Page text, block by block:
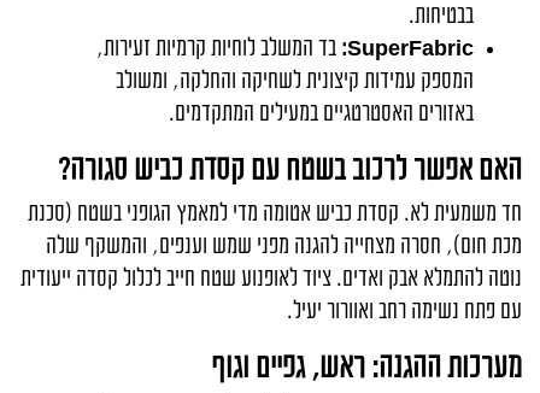
בבטיחות.
SuperFabric
: בד המשלב לוחיות קרמיות זעירות,
המספק עמידות קיצונית לשחיקה והחלקה, ומשולב
באזורים האסטרטגיים במעילים המתקדמים.
האם אפשר לרכוב בשטח עם קסדת כביש סגורה?
חד משמעית לא. קסדת כביש אטומה מדי למאמץ הגופני בשטח (סכנת
מכת חום), חסרה מצחייה להגנה מפני שמש וענפים, והמשקף שלה
נוטה להתמלא אבק ואדים. ציוד לאופנוע שטח חייב לכלול קסדה ייעודית
עם פתח נשימה רחב ואוורור יעיל.
מערכות ההגנה: ראש, גפיים וגוף